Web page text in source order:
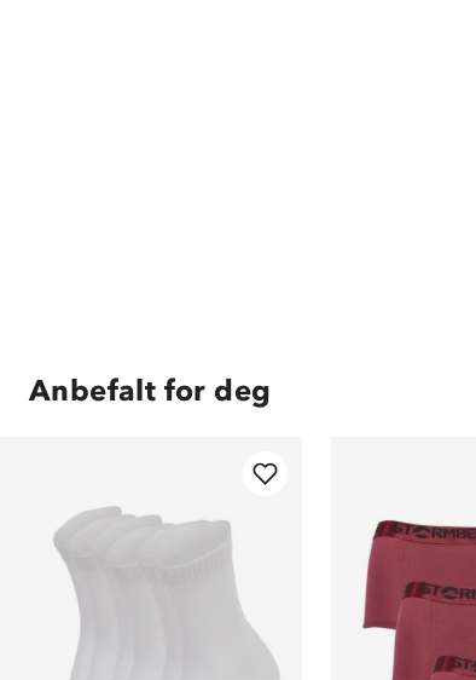
Anbefalt for deg